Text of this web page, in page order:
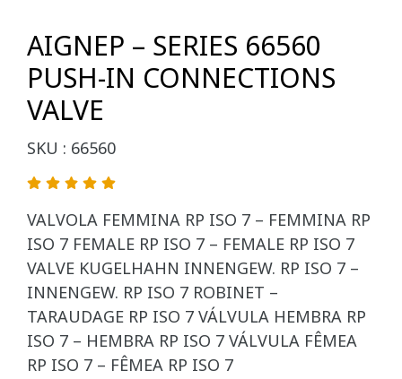
AIGNEP – SERIES 66560
PUSH-IN CONNECTIONS
VALVE
SKU : 66560
VALVOLA FEMMINA RP ISO 7 – FEMMINA RP
ISO 7 FEMALE RP ISO 7 – FEMALE RP ISO 7
VALVE KUGELHAHN INNENGEW. RP ISO 7 –
INNENGEW. RP ISO 7 ROBINET –
TARAUDAGE RP ISO 7 VÁLVULA HEMBRA RP
ISO 7 – HEMBRA RP ISO 7 VÁLVULA FÊMEA
RP ISO 7 – FÊMEA RP ISO 7